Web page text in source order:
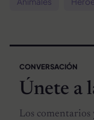
CONVERSACIÓN
Únete a
Los comentarios